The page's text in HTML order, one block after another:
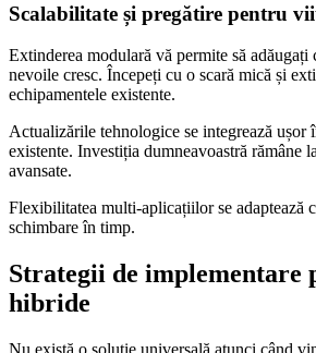
Scalabilitate și pregătire pentru
Extinderea modulară vă permite să adăugați
nevoile cresc. Începeți cu o scară mică și
echipamentele existente.
Actualizările tehnologice se integrează ușor
existente. Investiția dumneavoastră rămâne
avansate.
Flexibilitatea multi-aplicațiilor se adaptează
schimbare în timp.
Strategii de implementare
hibride
Nu există o soluție universală atunci când